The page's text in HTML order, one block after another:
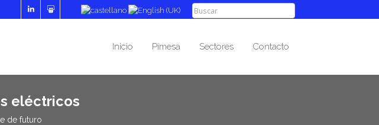
Inicio Pimesa Sectores Contacto
eléctricos
de futuro